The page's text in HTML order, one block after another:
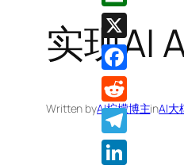
实现AI
Written byAI柠檬博主inAI大
Weibo
Douban
X
Facebook
Reddit
Telegram